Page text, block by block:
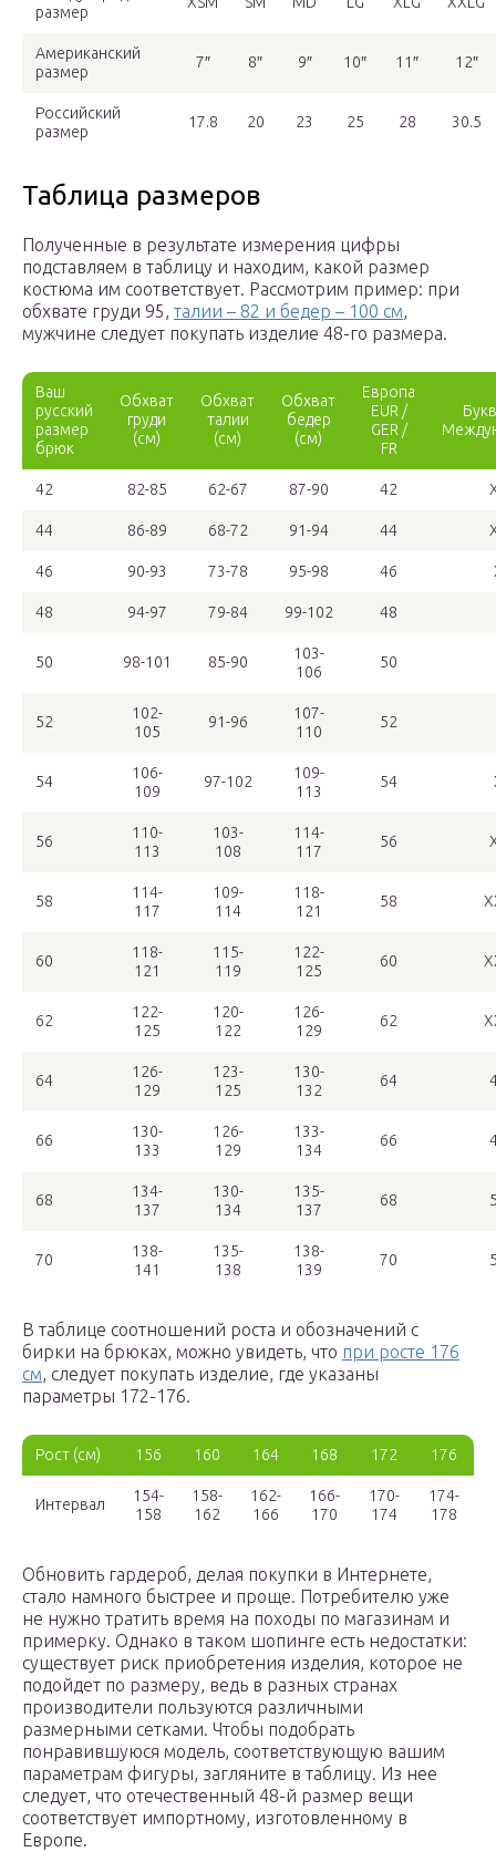
размер
Американский
размер
7″ 8″ 9″ 10″ 11″ 12″
Российский
размер
17.8 20 23 25 28 30.5
Таблица размеров
Полученные в результате измерения цифры
подставляем в таблицу и находим, какой размер
костюма им соответствует. Рассмотрим пример: при
обхвате груди 95, талии – 82 и бедер – 100 см,
мужчине следует покупать изделие 48-го размера.
Ваш
русский
размер
брюк
Обхват
груди
(см)
Обхват
талии
(см)
Обхват
бедер
(см)
Европа
EUR /
GER /
FR
42 82-85 62-67 87-90 42
44 86-89 68-72 91-94 44
46 90-93 73-78 95-98 46
48 94-97 79-84 99-102 48
50 98-101 85-90
103-
106
50
52
102-
105
91-96
107-
110
52
54
106-
109
97-102
109-
113
54
56
110-
113
103-
108
114-
117
56
58
114-
117
109-
114
118-
121
58
60
118-
121
115-
119
122-
125
60
62
122-
125
120-
122
126-
129
62
64
126-
129
123-
125
130-
132
64
66
130-
133
126-
129
133-
134
66
68
134-
137
130-
134
135-
137
68
70
138-
141
135-
138
138-
139
70
В таблице соотношений роста и обозначений с
бирки на брюках, можно увидеть, что при росте 176
см, следует покупать изделие, где указаны
параметры 172-176.
Рост (см) 156 160 164 168 172 176
Интервал
154-
158
158-
162
162-
166
166-
170
170-
174
174-
178
Обновить гардероб, делая покупки в Интернете,
стало намного быстрее и проще. Потребителю уже
не нужно тратить время на походы по магазинам и
примерку. Однако в таком шопинге есть недостатки:
существует риск приобретения изделия, которое не
подойдет по размеру, ведь в разных странах
производители пользуются различными
размерными сетками. Чтобы подобрать
понравившуюся модель, соответствующую вашим
параметрам фигуры, загляните в таблицу. Из нее
следует, что отечественный 48-й размер вещи
соответствует импортному, изготовленному в
Европе.